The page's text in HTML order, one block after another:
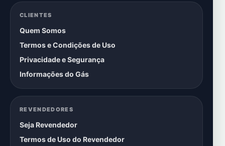
CLIENTES
Quem Somos
Termos e Condições de Uso
Privacidade e Segurança
Informações do Gás
REVENDEDORES
Seja Revendedor
Termos de Uso do Revendedor